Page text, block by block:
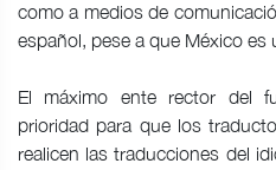
como a medios de
español, pese a que México es
El máximo ente rector del
prioridad para que los
realicen las traducciones del